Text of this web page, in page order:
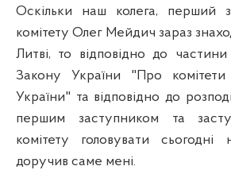
Оскільки наш колега, перший
комітету Олег Мейдич зараз
Литві, то відповідно до частини
Закону України "Про
України" та відповідно до
першим заступником та
комітету головувати сьогодні
доручив саме мені.